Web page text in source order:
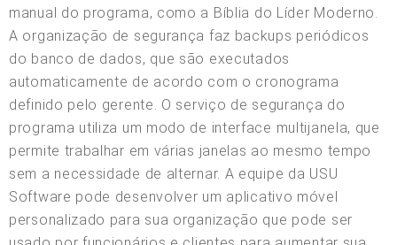
manual do programa, como a Bíblia do Líder Moderno.
A organização de segurança faz backups periódicos
do banco de dados, que são executados
automaticamente de acordo com o cronograma
definido pelo gerente. O serviço de segurança do
programa utiliza um modo de interface multijanela, que
permite trabalhar em várias janelas ao mesmo tempo
sem a necessidade de alternar. A equipe da USU
Software pode desenvolver um aplicativo móvel
personalizado para sua organização que pode ser